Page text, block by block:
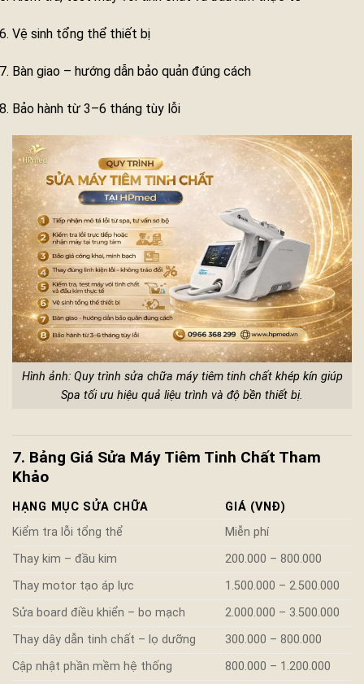
Vệ sinh tổng thể thiết bị
Bàn giao – hướng dẫn bảo quản đúng cách
Bảo hành từ 3–6 tháng tùy lỗi
Hình ảnh: Quy trình sửa chữa máy tiêm tinh chất khép kín giúp
Spa tối ưu hiệu quả liệu trình và độ bền thiết bị.
7. Bảng Giá Sửa Máy Tiêm Tinh Chất Tham
Khảo
HẠNG MỤC SỬA CHỮA
GIÁ (VNĐ)
Kiểm tra lỗi tổng thể
Miễn phí
Thay kim – đầu kim
200.000 – 800.000
Thay motor tạo áp lực
1.500.000 – 2.500.000
Sửa board điều khiển – bo mạch
2.000.000 – 3.500.000
Thay dây dẫn tinh chất – lọ dưỡng
300.000 – 800.000
Cập nhật phần mềm hệ thống
800.000 – 1.200.000